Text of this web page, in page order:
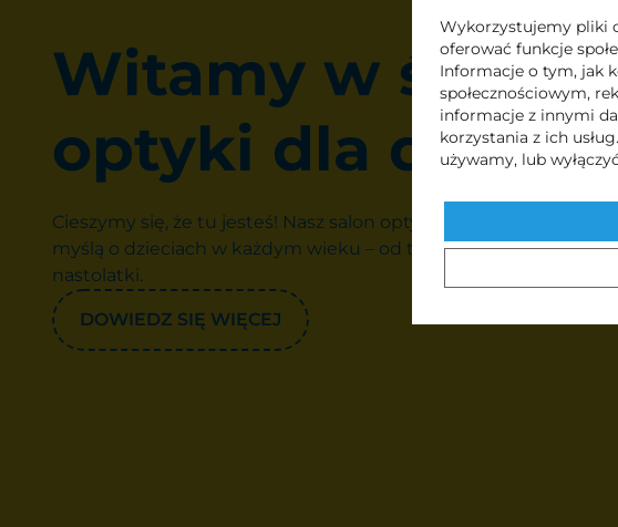
Witamy w
optyki dla dzieci!
Cieszymy się, że tu jesteś! Nasz salon optyczny to wyjątkowe
myślą o dzieciach w każdym wieku – od tych najmniejszych po
nastolatki.
DOWIEDZ SIĘ WIĘCEJ
Wykorzystujemy pliki
oferować funkcje
Informacje o tym, jak
społecznościowym,
informacje z innymi
korzystania z ich
używamy, lub